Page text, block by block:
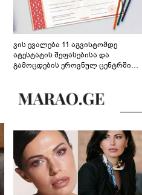
ვის ევალება 11 აგვისტომდე
ატესტატის შეფასებისა და
გამოცდების ეროვნულ ცენტრში